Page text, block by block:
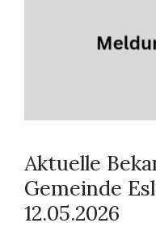
Aktuelle
Gemeinde
12.05.2026